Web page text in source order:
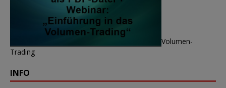
Volumen-
Trading
INFO